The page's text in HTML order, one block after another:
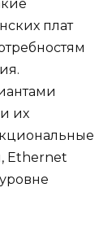
плат
их
Ethernet